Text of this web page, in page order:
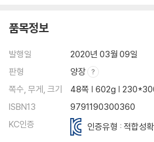
품목정보
발행일
2020년 03월 09일
판형
양장
쪽수, 무게, 크기
48쪽 | 602g |
ISBN13
9791190300360
KC인증
인증유형 : 적합성